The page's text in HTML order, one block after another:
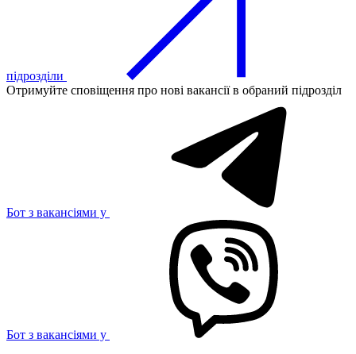
підрозділи
Отримуйте сповіщення про нові вакансії в обраний підрозділ
Бот з вакансіями у
Бот з вакансіями у